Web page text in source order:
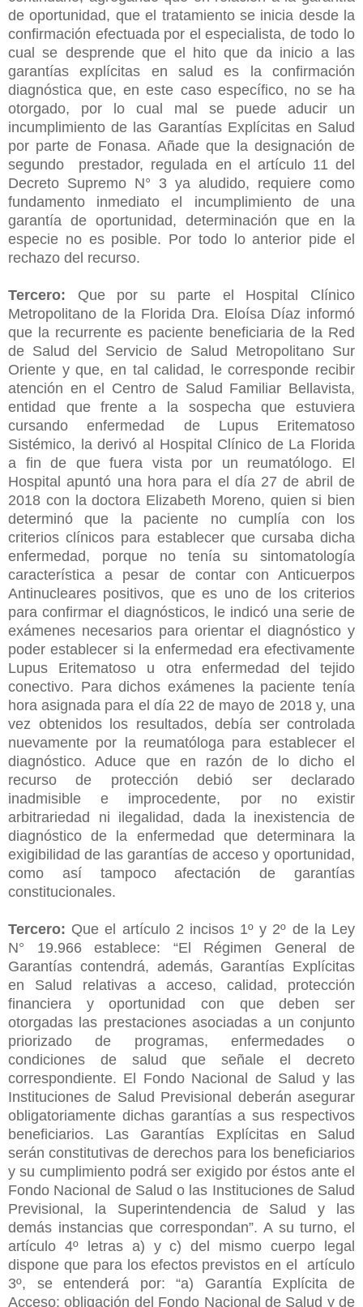
de oportunidad, que el tratamiento se inicia desde la
confirmación efectuada por el especialista, de todo lo
cual se desprende que el hito que da inicio a las
garantías explícitas en salud es la confirmación
diagnóstica que, en este caso específico, no se ha
otorgado, por lo cual mal se puede aducir un
incumplimiento de las Garantías Explícitas en Salud
por parte de Fonasa. Añade que la designación de
segundo prestador, regulada en el artículo 11 del
Decreto Supremo N° 3 ya aludido, requiere como
fundamento inmediato el incumplimiento de una
garantía de oportunidad, determinación que en la
especie no es posible. Por todo lo anterior pide el
rechazo del recurso.
Tercero: Que por su parte el Hospital Clínico
Metropolitano de la Florida Dra. Eloísa Díaz informó
que la recurrente es paciente beneficiaria de la Red
de Salud del Servicio de Salud Metropolitano Sur
Oriente y que, en tal calidad, le corresponde recibir
atención en el Centro de Salud Familiar Bellavista,
entidad que frente a la sospecha que estuviera
cursando enfermedad de Lupus Eritematoso
Sistémico, la derivó al Hospital Clínico de La Florida
a fin de que fuera vista por un reumatólogo. El
Hospital apuntó una hora para el día 27 de abril de
2018 con la doctora Elizabeth Moreno, quien si bien
determinó que la paciente no cumplía con los
criterios clínicos para establecer que cursaba dicha
enfermedad, porque no tenía su sintomatología
característica a pesar de contar con Anticuerpos
Antinucleares positivos, que es uno de los criterios
para confirmar el diagnósticos, le indicó una serie de
exámenes necesarios para orientar el diagnóstico y
poder establecer si la enfermedad era efectivamente
Lupus Eritematoso u otra enfermedad del tejido
conectivo. Para dichos exámenes la paciente tenía
hora asignada para el día 22 de mayo de 2018 y, una
vez obtenidos los resultados, debía ser controlada
nuevamente por la reumatóloga para establecer el
diagnóstico. Aduce que en razón de lo dicho el
recurso de protección debió ser declarado
inadmisible e improcedente, por no existir
arbitrariedad ni ilegalidad, dada la inexistencia de
diagnóstico de la enfermedad que determinara la
exigibilidad de las garantías de acceso y oportunidad,
como así tampoco afectación de garantías
constitucionales.
Tercero: Que el artículo 2 incisos 1º y 2º de la Ley
N° 19.966 establece: “El Régimen General de
Garantías contendrá, además, Garantías Explícitas
en Salud relativas a acceso, calidad, protección
financiera y oportunidad con que deben ser
otorgadas las prestaciones asociadas a un conjunto
priorizado de programas, enfermedades o
condiciones de salud que señale el decreto
correspondiente. El Fondo Nacional de Salud y las
Instituciones de Salud Previsional deberán asegurar
obligatoriamente dichas garantías a sus respectivos
beneficiarios. Las Garantías Explícitas en Salud
serán constitutivas de derechos para los beneficiarios
y su cumplimiento podrá ser exigido por éstos ante el
Fondo Nacional de Salud o las Instituciones de Salud
Previsional, la Superintendencia de Salud y las
demás instancias que correspondan”. A su turno, el
artículo 4º letras a) y c) del mismo cuerpo legal
dispone que para los efectos previstos en el artículo
3º, se entenderá por: “a) Garantía Explícita de
Acceso: obligación del Fondo Nacional de Salud y de